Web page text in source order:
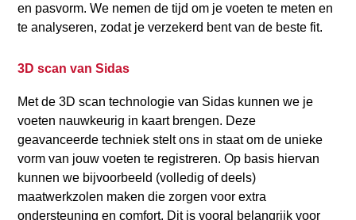
en pasvorm. We nemen de tijd om je voeten te meten en
te analyseren, zodat je verzekerd bent van de beste fit.
3D scan van Sidas
Met de 3D scan technologie van Sidas kunnen we je
voeten nauwkeurig in kaart brengen. Deze
geavanceerde techniek stelt ons in staat om de unieke
vorm van jouw voeten te registreren. Op basis hiervan
kunnen we bijvoorbeeld (volledig of deels)
maatwerkzolen maken die zorgen voor extra
ondersteuning en comfort. Dit is vooral belangrijk voor